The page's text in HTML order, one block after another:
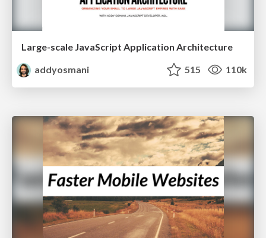
Large-scale JavaScript Application Architecture
addyosmani
515 110k